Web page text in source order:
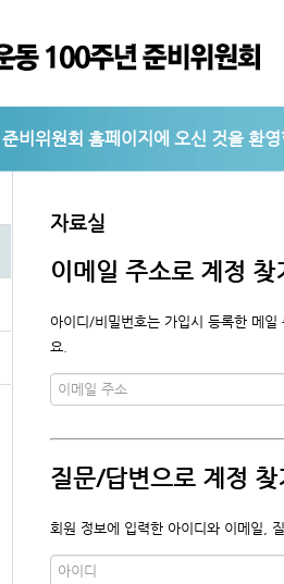
비위원회
자료실
이메일 주소로 계정 찾
아이디/비밀번호는 가입시 등록한 메
요.
질문/답변으로 계정 찾
회원 정보에 입력한 아이디와 이메일,